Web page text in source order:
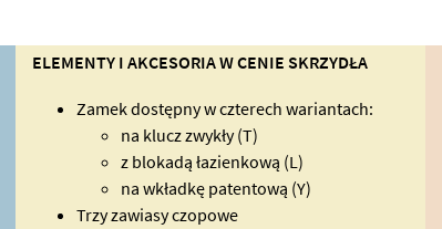
ELEMENTY I AKCESORIA W CENIE SKRZYDŁA
Zamek dostępny w czterech wariantach:
na klucz zwykły (T)
z blokadą łazienkową (L)
na wkładkę patentową (Y)
Trzy zawiasy czopowe